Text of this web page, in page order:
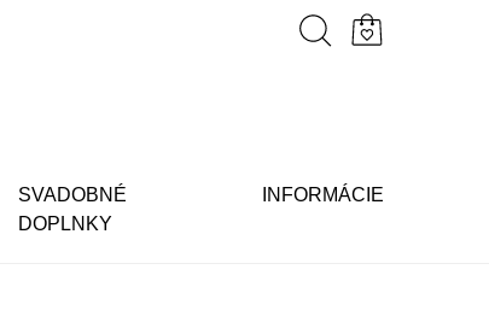
SVADOBNÉ
DOPLNKY
INFORMÁCIE